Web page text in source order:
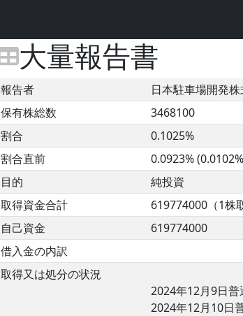
大量報告書
報告者
日本駐車場開発
保有株総数
3468100
割合
0.1025%
割合直前
0.0923%
目的
純投資
取得資金合計
619774000（1株
自己資金
619774000
借入金の内訳
取得又は処分の状況
2024年12月9日
2024年12月10日